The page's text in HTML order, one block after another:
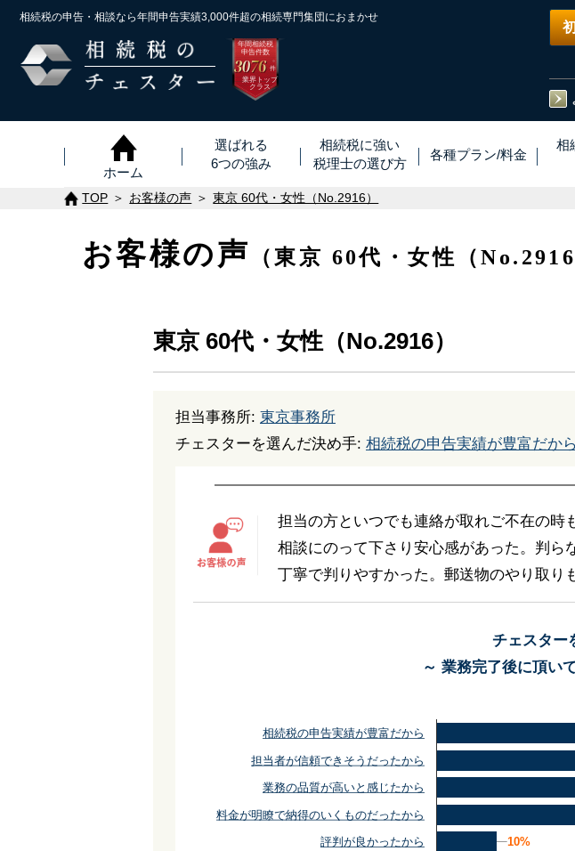
相続税の申告・相談なら年間申告実績3,000件超の相続専門集団におまかせ
年間相続税
申告件数
3076 ※
件
業界トップ
クラス
ホーム
選ばれる
6つの強み
相続税に強い
税理士の選び方
各種プラン/料金
相
TOP お客様の声 東京 60代・女性（No.2916）
お客様の声 （東京 60代・女性（
東京 60代・女性（No.2916）
担当事務所: 東京事務所
チェスターを選んだ決め手: 相続税の申告実績が豊富だから
担当の方といつでも連絡が取れご不在の時
相談にのって下さり安心感があった。判ら
丁寧で判りやすかった。郵送物のやり取り
チェスター
～ 業務完了後に頂い
相続税の申告実績が豊富だから
担当者が信頼できそうだったから
業務の品質が高いと感じたから
料金が明瞭で納得のいくものだったから
評判が良かったから
10%
10%